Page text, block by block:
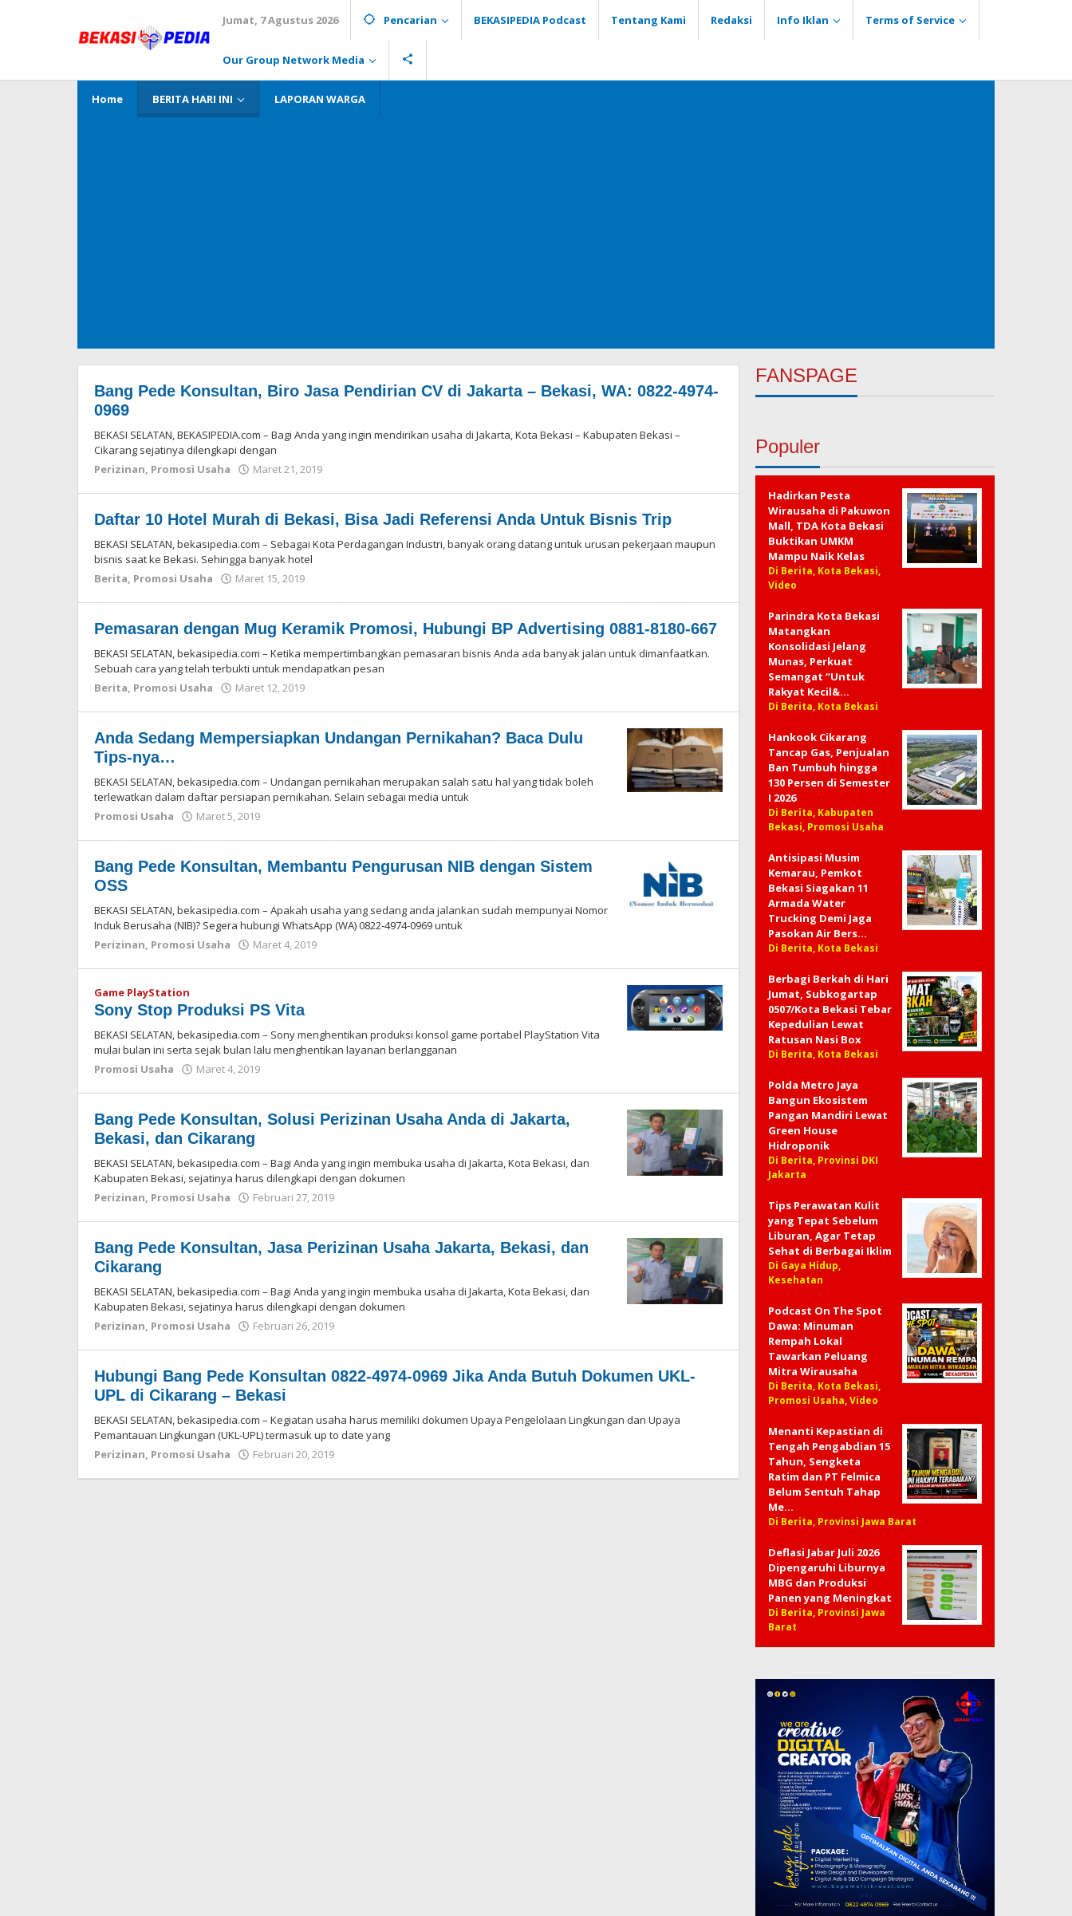
Jumat, 7 Agustus 2026 Pencarian BEKASIPEDIA Podcast Tentang Kami Redaksi Info Iklan Terms of Service
Our Group Network Media
Home BERITA HARI INI LAPORAN WARGA
Bang Pede Konsultan, Biro Jasa Pendirian CV di Jakarta – Bekasi, WA: 0822-4974-
0969
BEKASI SELATAN, BEKASIPEDIA.com – Bagi Anda yang ingin mendirikan usaha di Jakarta, Kota Bekasi – Kabupaten Bekasi –
Cikarang sejatinya dilengkapi dengan
Perizinan, Promosi Usaha Maret 21, 2019
Daftar 10 Hotel Murah di Bekasi, Bisa Jadi Referensi Anda Untuk Bisnis Trip
BEKASI SELATAN, bekasipedia.com – Sebagai Kota Perdagangan Industri, banyak orang datang untuk urusan pekerjaan maupun
bisnis saat ke Bekasi. Sehingga banyak hotel
Berita, Promosi Usaha Maret 15, 2019
Pemasaran dengan Mug Keramik Promosi, Hubungi BP Advertising 0881-8180-667
BEKASI SELATAN, bekasipedia.com – Ketika mempertimbangkan pemasaran bisnis Anda ada banyak jalan untuk dimanfaatkan.
Sebuah cara yang telah terbukti untuk mendapatkan pesan
Berita, Promosi Usaha Maret 12, 2019
Anda Sedang Mempersiapkan Undangan Pernikahan? Baca Dulu
Tips-nya…
BEKASI SELATAN, bekasipedia.com – Undangan pernikahan merupakan salah satu hal yang tidak boleh
terlewatkan dalam daftar persiapan pernikahan. Selain sebagai media untuk
Promosi Usaha
Maret 5, 2019
Bang Pede Konsultan, Membantu Pengurusan NIB dengan Sistem
OSS
BEKASI SELATAN, bekasipedia.com – Apakah usaha yang sedang anda jalankan sudah mempunyai Nomor
Induk Berusaha (NIB)? Segera hubungi WhatsApp (WA) 0822-4974-0969 untuk
Perizinan, Promosi Usaha Maret 4, 2019
Game PlayStation
Sony Stop Produksi PS Vita
BEKASI SELATAN, bekasipedia.com – Sony menghentikan produksi konsol game portabel PlayStation Vita
mulai bulan ini serta sejak bulan lalu menghentikan layanan berlangganan
Promosi Usaha
Maret 4, 2019
Bang Pede Konsultan, Solusi Perizinan Usaha Anda di Jakarta,
Bekasi, dan Cikarang
BEKASI SELATAN, bekasipedia.com – Bagi Anda yang ingin membuka usaha di Jakarta, Kota Bekasi, dan
Kabupaten Bekasi, sejatinya harus dilengkapi dengan dokumen
Perizinan, Promosi Usaha Februari 27, 2019
Bang Pede Konsultan, Jasa Perizinan Usaha Jakarta, Bekasi, dan
Cikarang
BEKASI SELATAN, bekasipedia.com – Bagi Anda yang ingin membuka usaha di Jakarta, Kota Bekasi, dan
Kabupaten Bekasi, sejatinya harus dilengkapi dengan dokumen
Perizinan, Promosi Usaha Februari 26, 2019
Hubungi Bang Pede Konsultan 0822-4974-0969 Jika Anda Butuh Dokumen UKL-
UPL di Cikarang – Bekasi
BEKASI SELATAN, bekasipedia.com – Kegiatan usaha harus memiliki dokumen Upaya Pengelolaan Lingkungan dan Upaya
Pemantauan Lingkungan (UKL-UPL) termasuk up to date yang
Perizinan, Promosi Usaha Februari 20, 2019
FANSPAGE
Populer
Hadirkan Pesta
Wirausaha di Pakuwon
Mall, TDA Kota Bekasi
Buktikan UMKM
Mampu Naik Kelas
Di Berita, Kota Bekasi,
Video
Parindra Kota Bekasi
Matangkan
Konsolidasi Jelang
Munas, Perkuat
Semangat “Untuk
Rakyat Kecil&…
Di Berita, Kota Bekasi
Hankook Cikarang
Tancap Gas, Penjualan
Ban Tumbuh hingga
130 Persen di Semester
I 2026
Di Berita, Kabupaten
Bekasi, Promosi Usaha
Antisipasi Musim
Kemarau, Pemkot
Bekasi Siagakan 11
Armada Water
Trucking Demi Jaga
Pasokan Air Bers…
Di Berita, Kota Bekasi
Berbagi Berkah di Hari
Jumat, Subkogartap
0507/Kota Bekasi Tebar
Kepedulian Lewat
Ratusan Nasi Box
Di Berita, Kota Bekasi
Polda Metro Jaya
Bangun Ekosistem
Pangan Mandiri Lewat
Green House
Hidroponik
Di Berita, Provinsi DKI
Jakarta
Tips Perawatan Kulit
yang Tepat Sebelum
Liburan, Agar Tetap
Sehat di Berbagai Iklim
Di Gaya Hidup,
Kesehatan
Podcast On The Spot
Dawa: Minuman
Rempah Lokal
Tawarkan Peluang
Mitra Wirausaha
Di Berita, Kota Bekasi,
Promosi Usaha, Video
Menanti Kepastian di
Tengah Pengabdian 15
Tahun, Sengketa
Ratim dan PT Felmica
Belum Sentuh Tahap
Me…
Di Berita, Provinsi Jawa Barat
Deflasi Jabar Juli 2026
Dipengaruhi Liburnya
MBG dan Produksi
Panen yang Meningkat
Di Berita, Provinsi Jawa
Barat